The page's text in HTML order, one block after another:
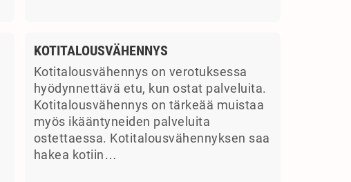
KOTITALOUSVÄHENNYS
Kotitalousvähennys on verotuksessa
hyödynnettävä etu, kun ostat palveluita.
Kotitalousvähennys on tärkeää muistaa
myös ikääntyneiden palveluita
ostettaessa. Kotitalousvähennyksen saa
hakea kotiin…